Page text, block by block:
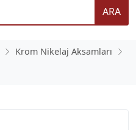
ARA
Krom Nikelaj Aksamları